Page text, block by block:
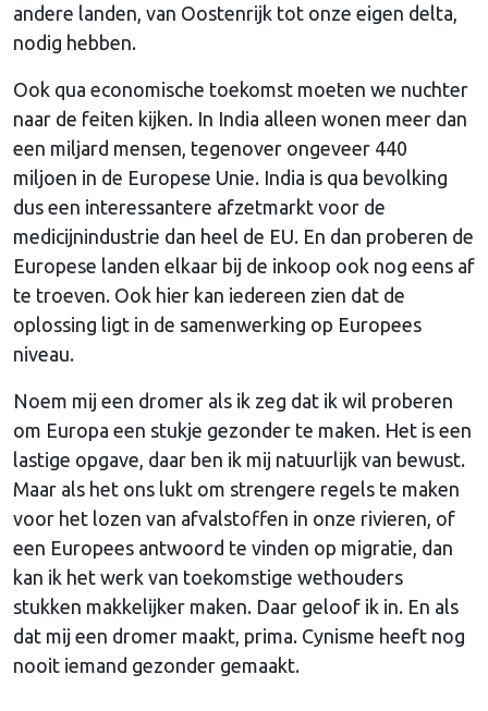
andere landen, van Oostenrijk tot onze eigen delta,
nodig hebben.
Ook qua economische toekomst moeten we nuchter
naar de feiten kijken. In India alleen wonen meer dan
een miljard mensen, tegenover ongeveer 440
miljoen in de Europese Unie. India is qua bevolking
dus een interessantere afzetmarkt voor de
medicijnindustrie dan heel de EU. En dan proberen de
Europese landen elkaar bij de inkoop ook nog eens af
te troeven. Ook hier kan iedereen zien dat de
oplossing ligt in de samenwerking op Europees
niveau.
Noem mij een dromer als ik zeg dat ik wil proberen
om Europa een stukje gezonder te maken. Het is een
lastige opgave, daar ben ik mij natuurlijk van bewust.
Maar als het ons lukt om strengere regels te maken
voor het lozen van afvalstoffen in onze rivieren, of
een Europees antwoord te vinden op migratie, dan
kan ik het werk van toekomstige wethouders
stukken makkelijker maken. Daar geloof ik in. En als
dat mij een dromer maakt, prima. Cynisme heeft nog
nooit iemand gezonder gemaakt.